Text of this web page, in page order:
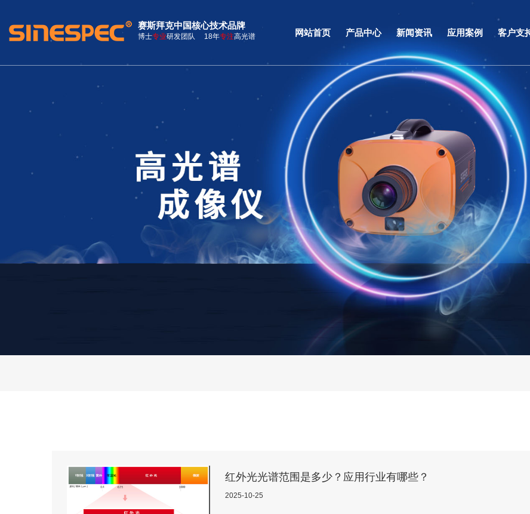
赛斯拜克中国核心技术品牌
博士专业研发团队 18年专注高光谱 网站首页 产品中心 新闻资讯 应用案例 客户支
红外光光谱范围是多少？应用行业有哪些？
2025-10-25